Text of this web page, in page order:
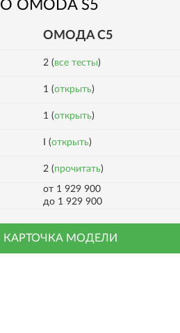
О OMODA S5
ОМОДА С5
2 (все тесты)
1 (открыть)
1 (открыть)
I (открыть)
2 (прочитать)
от 1 929 900
до 1 929 900
КАРТОЧКА МОДЕЛИ